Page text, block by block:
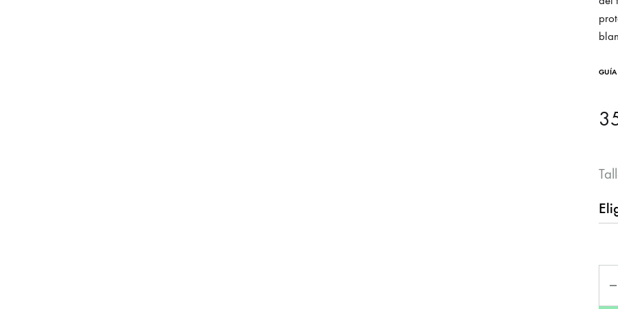
GUÍA